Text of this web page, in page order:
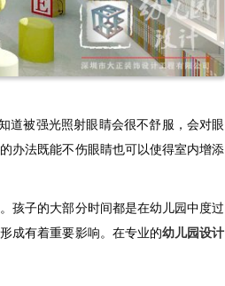
道被强光照射眼睛会很不舒服，会对眼
办法既能不伤眼睛也可以使得室内增添
孩子的大部分时间都是在幼儿园中度过
成有着重要影响。在专业的幼儿园设计